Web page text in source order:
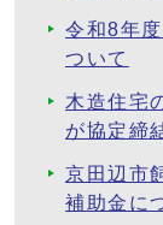
令和8年
ついて
木造住宅
が協定締
京田辺市
補助金に